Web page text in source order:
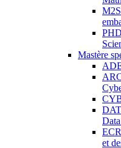
Mastère
et